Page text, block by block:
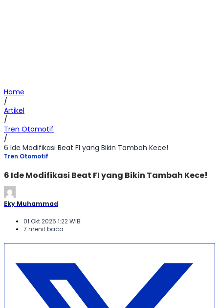
Home
/
Artikel
/
Tren Otomotif
/
6 Ide Modifikasi Beat FI yang Bikin Tambah Kece!
Tren Otomotif
6 Ide Modifikasi Beat FI yang Bikin Tambah Kece!
Eky Muhammad
01 Okt 2025 1:22 WIB
7 menit baca